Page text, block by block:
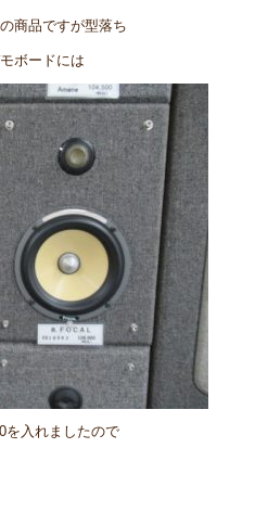
商品ですが型落ち
ボードには
入れましたので